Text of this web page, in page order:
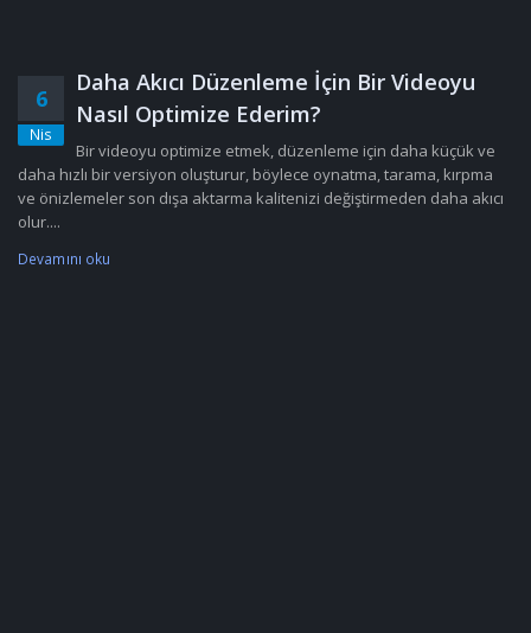
6
Nis
Daha Akıcı Düzenleme İçin Bir Videoyu
Nasıl Optimize Ederim?
Bir videoyu optimize etmek, düzenleme için daha küçük ve
daha hızlı bir versiyon oluşturur, böylece oynatma, tarama, kırpma
ve önizlemeler son dışa aktarma kalitenizi değiştirmeden daha akıcı
olur....
Devamını oku